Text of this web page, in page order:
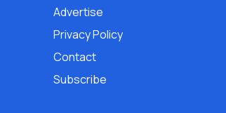
Advertise
Privacy Policy
Contact
Subscribe